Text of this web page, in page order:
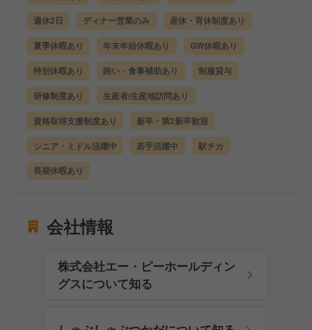
週休2日 ディナー営業のみ 産休・育休制度あり
夏季休暇あり 年末年始休暇あり GW休暇あり
特別休暇あり 賄い・食事補助あり 制服貸与
研修制度あり 生産者/生産地訪問あり
資格取得支援制度あり 新卒・第2新卒歓迎
シニア・ミドル活躍中 若手活躍中 駅チカ
長期休暇あり
会社情報
株式会社エー・ピーホールディン
グスについて知る